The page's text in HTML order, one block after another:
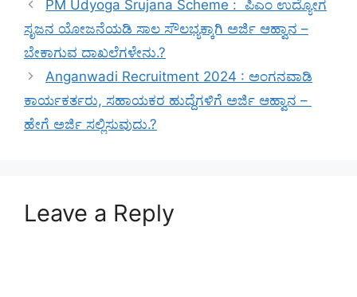
PM Udyoga Srujana Scheme : ಪಿಎಂ ಉದ್ಯೋಗ
ಸೃಜನ ಯೋಜನೆಯಡಿ ಸಾಲ ಸೌಲಭ್ಯಕ್ಕಾಗಿ ಅರ್ಜಿ ಆಹ್ವಾನ –
ಬೇಕಾಗುವ ದಾಖಲೆಗಳೇನು.?
Anganwadi Recruitment 2024 : ಅಂಗನವಾಡಿ
ಕಾರ್ಯಕರ್ತರು, ಸಹಾಯಕರ ಹುದ್ದೆಗಳಿಗೆ ಅರ್ಜಿ ಆಹ್ವಾನ –
ಹೇಗೆ ಅರ್ಜಿ ಸಲ್ಲಿಸುವುದು.?
Leave a Reply